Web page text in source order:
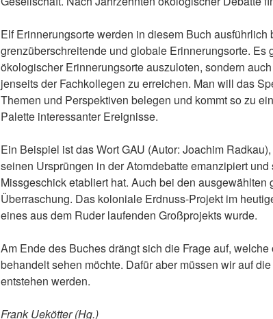
Elf Erinnerungsorte werden in diesem Buch
grenzüberschreitende und globale Erinnerungsorte.
ökologischer Erinnerungsorte auszuloten, sondern
jenseits der Fachkollegen zu erreichen. Man will das
Themen und Perspektiven belegen und kommt so zu
Palette interessanter Ereignisse.
Ein Beispiel ist das Wort GAU (Autor: Joachim
seinen Ursprüngen in der Atomdebatte emanzipiert
Missgeschick etabliert hat. Auch bei den
Überraschung. Das koloniale Erdnuss-Projekt im
eines aus dem Ruder laufenden Großprojekts wurde.
Am Ende des Buches drängt sich die Frage auf,
behandelt sehen möchte. Dafür aber müssen wir auf
entstehen werden.
Frank Uekötter (Hg.)